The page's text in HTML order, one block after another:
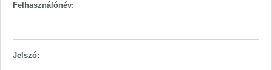
Felhasználónév:
Jelszó: